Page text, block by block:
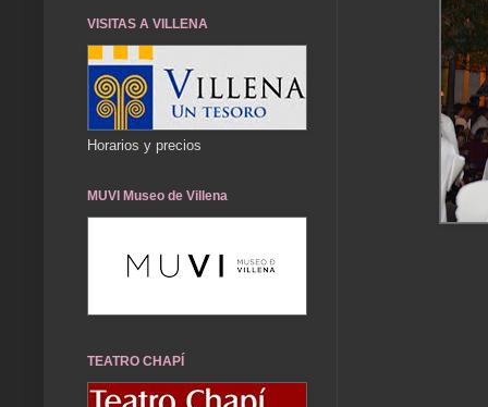
VISITAS A VILLENA
Horarios y precios
MUVI Museo de Villena
TEATRO CHAPÍ